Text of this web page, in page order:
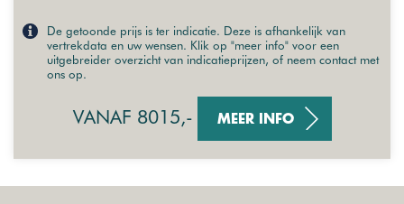
De getoonde prijs is ter indicatie. Deze is afhankelijk van
vertrekdata en uw wensen. Klik op "meer info" voor een
uitgebreider overzicht van indicatieprijzen, of neem contact met
ons op.
VANAF 8015,- MEER INFO